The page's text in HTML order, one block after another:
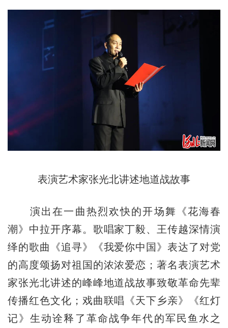
表演艺术家张光北讲述地道战故事
演出在一曲热烈欢快的开场舞《花海春
潮》中拉开序幕。歌唱家丁毅、王传越深情演
绎的歌曲《追寻》《我爱你中国》表达了对党
的高度颂扬对祖国的浓浓爱恋；著名表演艺术
家张光北讲述的峰峰地道战故事致敬革命先辈
传播红色文化；戏曲联唱《天下乡亲》《红灯
记》生动诠释了革命战争年代的军民鱼水之